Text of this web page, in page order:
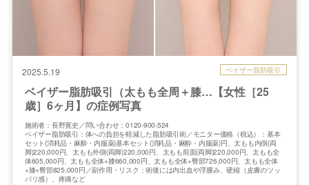
2025.5.19 ベイザー脂肪吸引
ベイザー脂肪吸引（太もも全周＋膝…【女性［25
歳］6ヶ月】の症例写真
施術者：長野寛史／問い合わせ：0120-900-524
ベイザー脂肪吸引：体への負担を軽減した脂肪吸引術／モニター価格（税込）：基本
セット(消耗品・麻酔・内服薬)基本セット(消耗品・麻酔・内服薬)円、太もも内側(両
脚)220,000円、太もも外側(両脚)220,000円、太もも前面(両脚)220,000円、太もも全
体605,000円、太もも全体+膝660,000円、太もも全体+臀部726,000円、太もも全体
+膝+臀部825,000円／副作用・リスク：術後には内出血や浮腫み、硬縮（皮膚のツッ
パリ感）、疼痛など